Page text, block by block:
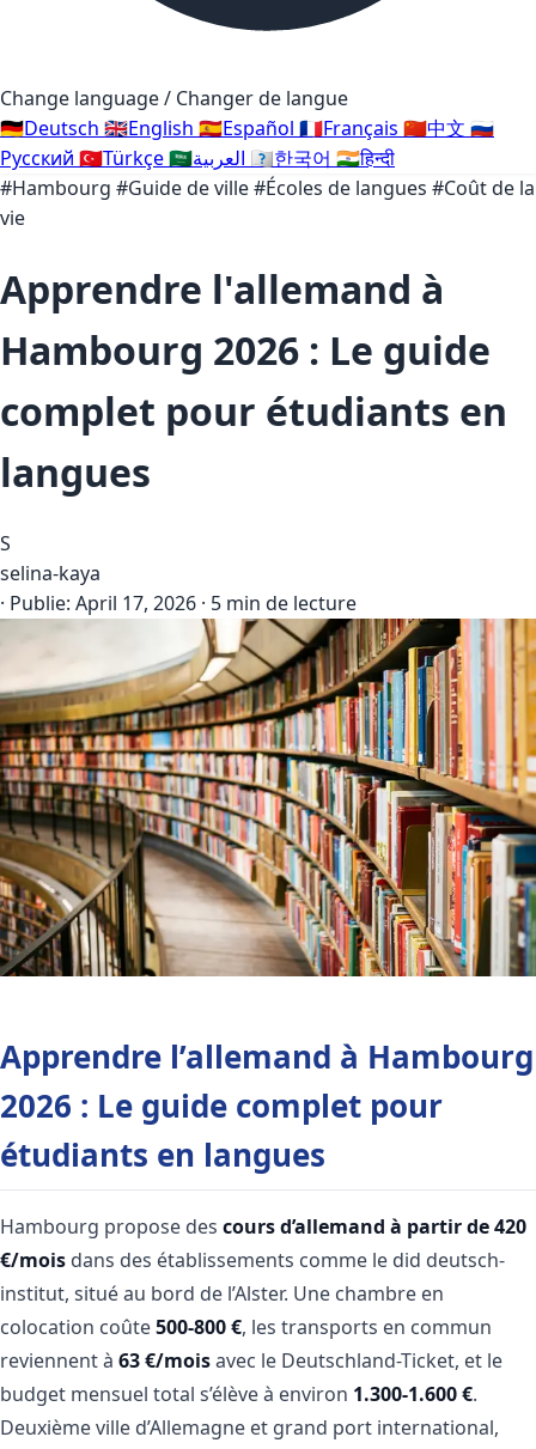
Change language / Changer de langue
🇩🇪Deutsch 🇬🇧English 🇪🇸Español 🇫🇷Français 🇨🇳中文 🇷🇺
Русский 🇹🇷Türkçe🇸🇦 🇰🇷한국어 🇮🇳हिन्दी
#Hambourg #Guide de ville#Écoles de langues #Coût de la
vie
Apprendre l'allemand à
Hambourg 2026 : Le guide
complet pour étudiants en
langues
S
selina-kaya
· Publie: April 17, 2026 · 5 min de lecture
Apprendre l’allemand à Hambourg
2026 : Le guide complet pour
étudiants en langues
Hambourg propose des cours d’allemand à partir de 420
€/mois dans des établissements comme le did deutsch-
institut, situé au bord de l’Alster. Une chambre en
colocation coûte500-800 €, les transports en commun
reviennent à 63 €/moisavec le Deutschland-Ticket, et le
budget mensuel total s’élève à environ 1.300-1.600 €.
Deuxième ville d’Allemagne et grand port international,